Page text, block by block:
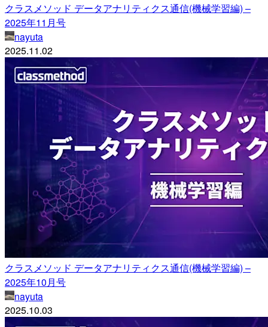
クラスメソッド データアナリティクス通信(機械学習編) –
2025年11月号
nayuta
2025.11.02
クラスメソッド データアナリティクス通信(機械学習編) –
2025年10月号
nayuta
2025.10.03